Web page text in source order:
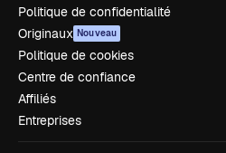
Politique de confidentialité
Originaux Nouveau
Politique de cookies
Centre de confiance
Affiliés
Entreprises